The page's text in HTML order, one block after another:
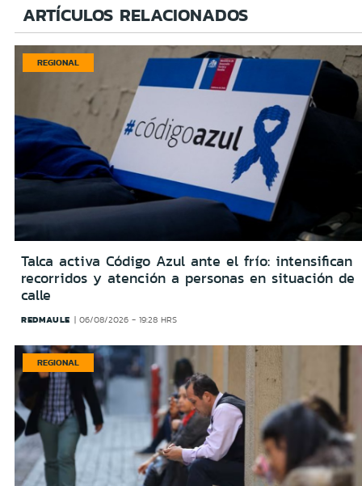
ARTÍCULOS RELACIONADOS
REGIONAL
Talca activa Código Azul ante el frío: intensifican
recorridos y atención a personas en situación de
calle
REDMAULE 06/08/2026 - 19:28 HRS
REGIONAL